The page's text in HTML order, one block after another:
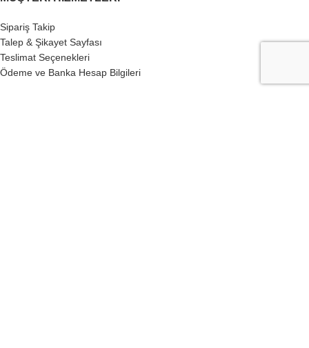
Sipariş Takip
Talep & Şikayet Sayfası
Teslimat Seçenekleri
Ödeme ve Banka Hesap Bilgileri